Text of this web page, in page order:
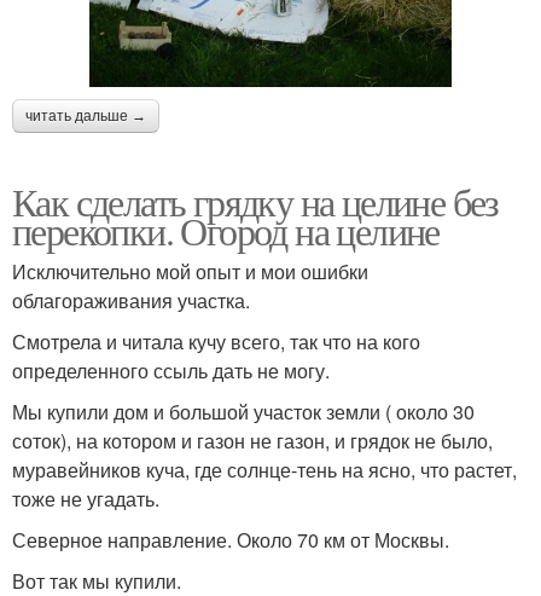
читать дальше →
Как сделать грядку на целине без
перекопки. Огород на целине
Исключительно мой опыт и мои ошибки
облагораживания участка.
Смотрела и читала кучу всего, так что на кого
определенного ссыль дать не могу.
Мы купили дом и большой участок земли ( около 30
соток), на котором и газон не газон, и грядок не было,
муравейников куча, где солнце-тень на ясно, что растет,
тоже не угадать.
Северное направление. Около 70 км от Москвы.
Вот так мы купили.